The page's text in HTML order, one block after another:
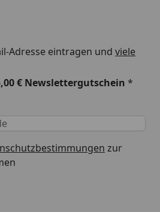
Adresse eintragen und viele
€ Newslettergutschein *
zur